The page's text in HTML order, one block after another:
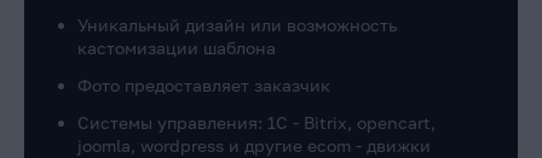
Уникальный дизайн или возможность
кастомизации шаблона
Фото предоставляет заказчик
Системы управления: 1C - Bitrix, opencart,
joomla, wordpress и другие ecom - движки